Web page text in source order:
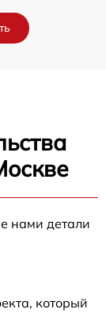
нами детали
который